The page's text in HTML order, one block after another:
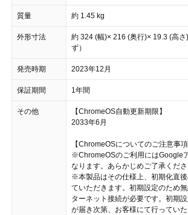
質量 約 1.45 kg
外形寸法
約 324 (幅)× 216 (奥行)× 19.3 (高さ
ず）
発売時期 2023年12月
保証期間 1年間
その他
【ChromeOS自動更新期限】
2033年6月
【ChromeOSについてのご注意事項
※ChromeOSのご利用にはGoogle
なります。あらかじめご了承くださ
※本製品はその仕様上、初期化直
ていただきます。初期設定のため
ターネット接続が必要です。初期
が届き次第、お客様にて行ってい